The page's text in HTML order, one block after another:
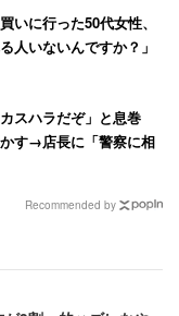
いに行った50代女性、
人いないんですか？」
スハラだぞ」と息巻
す→店長に「警察に相
Recommended by